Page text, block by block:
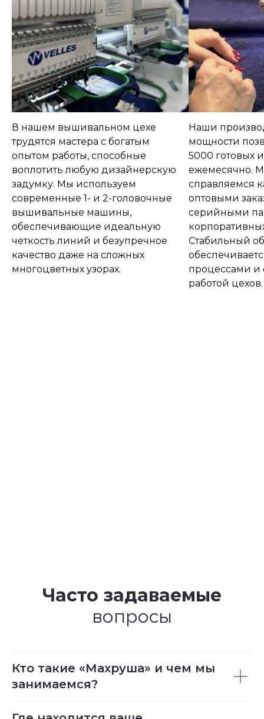
В нашем вышивальном цехе
трудятся мастера с богатым
опытом работы, способные
воплотить любую дизайнерскую
задумку. Мы используем
современные 1- и 2-головочные
вышивальные машины,
обеспечивающие идеальную
четкость линий и безупречное
качество даже на сложных
многоцветных узорах.
Наши
мощности
5000 готовых
ежемесячно.
справляемся
оптовыми
серийными
Стабильный
процессами
работой цехов.
Часто задаваемые
вопросы
Кто такие «Махруша» и чем мы
занимаемся?